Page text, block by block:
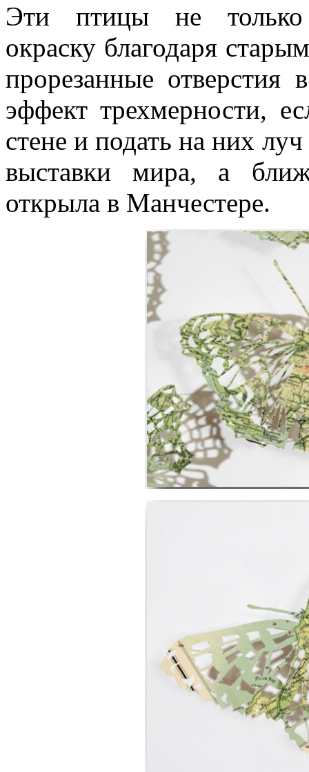
Эти птицы не только
окраску благодаря
прорезанные
эффект трехмерности,
стене и подать на них
выставки мира, а
открыла в Манчестере.